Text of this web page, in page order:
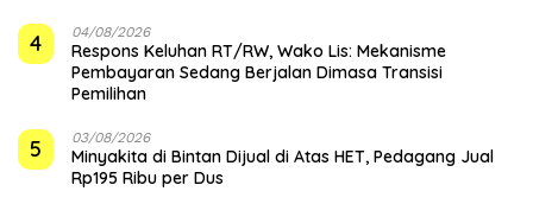
4 04/08/2026
‎Respons Keluhan RT/RW, Wako Lis: Mekanisme
Pembayaran Sedang Berjalan Dimasa Transisi
Pemilihan
5 03/08/2026
Minyakita di Bintan Dijual di Atas HET, Pedagang Jual
Rp195 Ribu per Dus